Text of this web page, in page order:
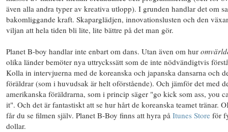
även alla andra typer av kreativa utlopp). I grunden handlar det om
bakomliggande kraft. Skaparglädjen, innovationslusten och den
viljan att hela tiden bli lite, lite bättre på det man gör.
Planet B-boy handlar inte enbart om dans. Utan även om hur
olika länder bemöter nya uttryckssätt som de inte nödvändigtvis
Kolla in intervjuerna med de koreanska och japanska dansarna och
föräldrar (som i huvudsak är helt oförstående). Och jämför det med
amerikanska föräldrarna, som i princip säger "go kick som ass, you
it". Och det är fantastiskt att se hur hårt de koreanska teamet tränar.
får du se filmen själv. Planet B-Boy finns att hyra på Itunes Store för
dollar.